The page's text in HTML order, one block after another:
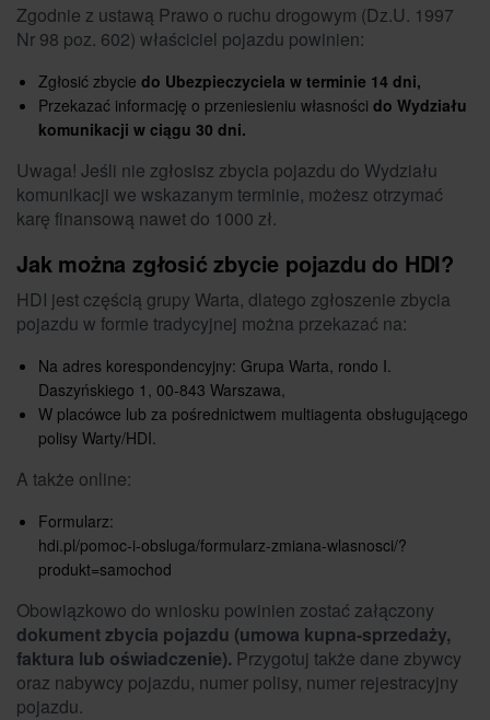
Zgodnie z ustawą Prawo o ruchu drogowym (Dz.U. 1997
Nr 98 poz. 602) właściciel pojazdu powinien:
Zgłosić zbycie do Ubezpieczyciela w terminie 14 dni,
Przekazać informację o przeniesieniu własności do Wydziału
komunikacji w ciągu 30 dni.
Uwaga! Jeśli nie zgłosisz zbycia pojazdu do Wydziału
komunikacji we wskazanym terminie, możesz otrzymać
karę finansową nawet do 1000 zł.
Jak można zgłosić zbycie pojazdu do HDI?
HDI jest częścią grupy Warta, dlatego zgłoszenie zbycia
pojazdu w formie tradycyjnej można przekazać na:
Na adres korespondencyjny: Grupa Warta, rondo I.
Daszyńskiego 1, 00-843 Warszawa,
W placówce lub za pośrednictwem multiagenta obsługującego
polisy Warty/HDI.
A także online:
Formularz:
hdi.pl/pomoc-i-obsluga/formularz-zmiana-wlasnosci/?
produkt=samochod
Obowiązkowo do wniosku powinien zostać załączony
dokument zbycia pojazdu (umowa kupna-sprzedaży,
faktura lub oświadczenie). Przygotuj także dane zbywcy
oraz nabywcy pojazdu, numer polisy, numer rejestracyjny
pojazdu.